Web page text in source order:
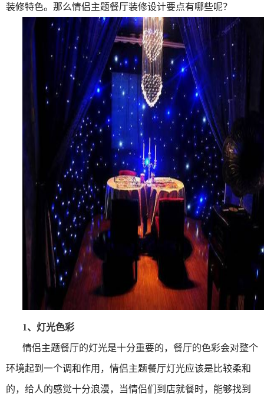
装修特色。那么情侣主题餐厅装修设计要点有哪些呢？
1、 灯光色彩
情侣主题餐厅的灯光是十分重要的，餐厅的色彩会对整个
环境起到一个调和作用，情侣主题餐厅灯光应该是比较柔和
的，给人的感觉十分浪漫，当情侣们到店就餐时，能够找到